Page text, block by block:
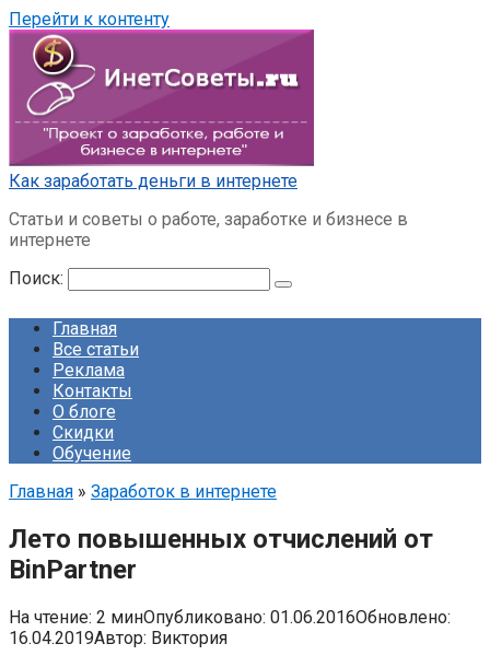
Перейти к контенту
Как заработать деньги в интернете
Статьи и советы о работе, заработке и бизнесе в
интернете
Поиск:
Главная
Все статьи
Реклама
Контакты
О блоге
Скидки
Обучение
Главная » Заработок в интернете
Лето повышенных отчислений от
BinPartner
На чтение: 2 минОпубликовано: 01.06.2016Обновлено:
16.04.2019Автор: Виктория